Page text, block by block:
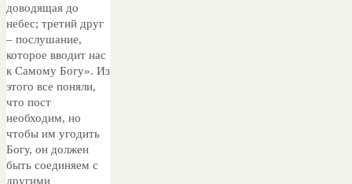
доводящая до
небес; третий друг
– послушание,
которое вводит нас
к Самому Богу». Из
этого все поняли,
что пост
необходим, но
чтобы им угодить
Богу, он должен
быть соединяем с
другими